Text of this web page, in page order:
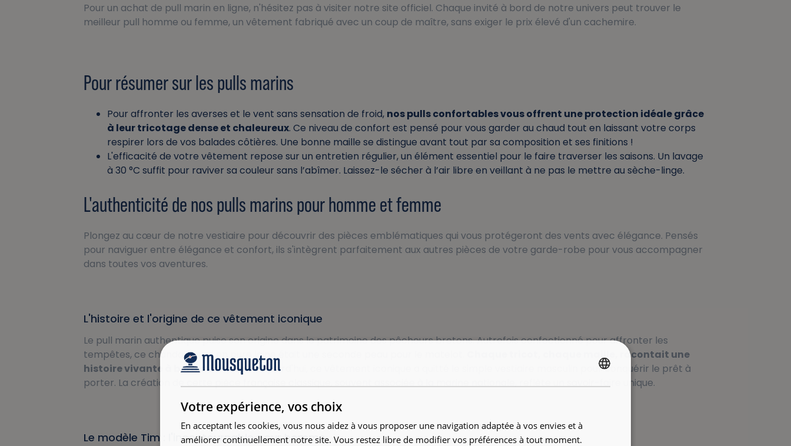
Pour un achat de pull marin en ligne, n'hésitez pas à visiter notre site officiel. Chaque invité à bord de notre univers peut trouver le
meilleur pull homme ou femme, un vêtement fabriqué avec un coup de maître, sans exiger le prix élevé d'un cachemire.
Pour résumer sur les pulls marins
Pour affronter les averses et le vent sans sensation de froid, nos pulls confortables vous offrent une protection idéale grâce
à leur tricotage dense et chaleureux. Ce niveau de confort est pensé pour vous garder au chaud tout en laissant votre corps
respirer lors de vos balades côtières. Une bonne maille se distingue avant tout par sa composition et ses finitions !
L'efficacité de votre vêtement repose sur un entretien régulier, un élément essentiel pour le faire traverser les saisons. Un lavage
à 30 °C suffit pour raviver sa couleur sans l’abîmer. Laissez-le sécher à l’air libre en veillant à ne pas le mettre au sèche-linge.
L'authenticité de nos pulls marins pour homme et femme
Plongez au cœur de notre vestiaire pour découvrir des pièces emblématiques qui vous protégeront des vents avec élégance. Pensés
pour naviguer entre élégance et confort, ils s'intègrent parfaitement aux autres pièces de votre garde-robe pour vous accompagner
dans toutes vos aventures.
L'histoire et l'origine de ce vêtement iconique
Le pull marin authentique puise son origine dans le patrimoine des pêcheurs bretons. Autrefois confectionné pour affronter les
tempêtes, ce chandail lourd en pure laine était une seconde peau pour le matelot.
Chaque tricot, chaque maille, racontait une
histoire vivante à bord du bateau. Aujourd'hui, ce vêtement iconique a quitté le simple vestiaire masculin pour conquérir le prêt à
porter. La création de cette pièce française classique, souvent associée à la marine nationale, reflète un savoir-faire unique.
Le modèle Tim : l'incontournable pour homme
Votre expérience, vos choix
En acceptant les cookies, vous nous aidez à vous proposer une navigation adaptée à vos envies et à
améliorer continuellement notre site. Vous restez libre de modifier vos préférences à tout moment.